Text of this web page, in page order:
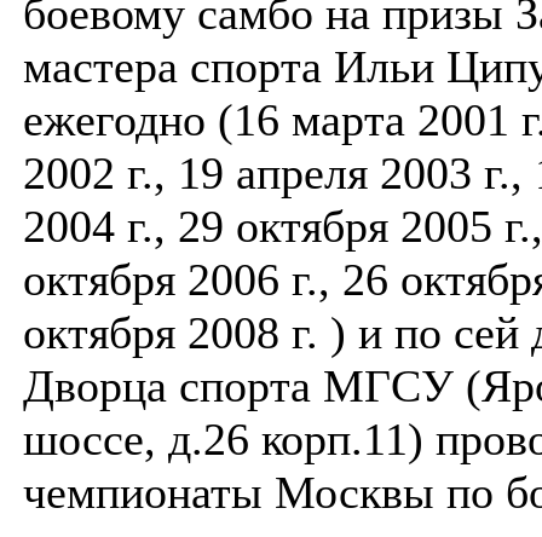
боевому самбо на призы
мастера спорта Ильи
ежегодно (16 марта 2001
2002 г., 19 апреля 2003 г.,
2004 г., 29 октября 2005
октября 2006 г., 26
октября 2008 г. ) и по сей
Дворца спорта МГСУ
шоссе, д.26 корп.11)
чемпионаты Москвы по